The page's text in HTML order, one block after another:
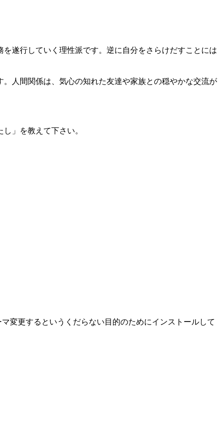
遂行していく理性派です。逆に自分をさらけだすことには
人間関係は、気心の知れた友達や家族との穏やかな交流が
」を教えて下さい。
変更するというくだらない目的のためにインストールして